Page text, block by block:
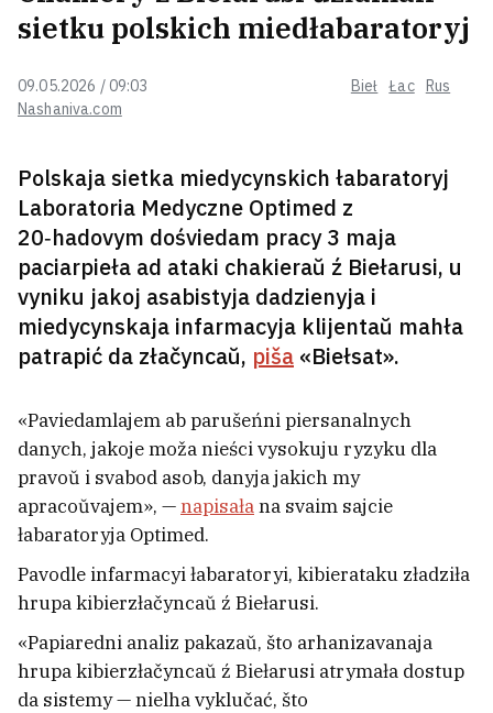
Nashaniva.com
09.05.2026 / 09:03 Bieł Łac Rus
sietku polskich miedłabaratoryj
Polskaja sietka miedycynskich łabaratoryj
Laboratoria Medyczne Optimed z
20‑hadovym dośviedam pracy 3 maja
paciarpieła ad ataki chakieraŭ ź Biełarusi, u
vyniku jakoj asabistyja dadzienyja i
miedycynskaja infarmacyja klijentaŭ mahła
patrapić da złačyncaŭ, piša «Biełsat».
«Paviedamlajem ab parušeńni piersanalnych
danych, jakoje moža nieści vysokuju ryzyku dla
pravoŭ i svabod asob, danyja jakich my
apracoŭvajem», —napisałana svaim sajcie
łabaratoryja Optimed.
Pavodle infarmacyi łabaratoryi, kibierataku zładziła
hrupa kibierzłačyncaŭ ź Biełarusi.
«Papiaredni analiz pakazaŭ, što arhanizavanaja
hrupa kibierzłačyncaŭ ź Biełarusi atrymała dostup
da sistemy — nielha vyklučać, što
«Ab hety tramplin možna zabivacca
kožny dzień». Viadomy trenier
niečakanuju pieraškodu
biełarusami sieryjała pra šlachtu —
voś čym ździŭlaje «1670». Tam
źnialisia i biełarusy
Syn departavanaha polskaha
sałdata z-pad Navahrudka adsudziŭ
$180 tysiač za pakuty baćki ŭ
savieckim łahiery
parku Janki Kupały pryčytała vierš
biełaruskaha kłasika
2
Statkievič pra «Noč muziejaŭ» u
apładziravali nie saksafanistu, a
nam z žonkaj